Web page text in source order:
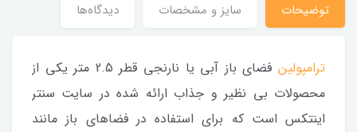
توضیحات سایز و مشخصات دیدگاه‌ها
ترامپولین
فضای باز آبی یا نارنجی قطر 2.5 متر یکی از
محصولات بی نظیر و جذاب ارائه شده در سایت سنتر
اینتکس است که برای استفاده در فضاهای باز مانند